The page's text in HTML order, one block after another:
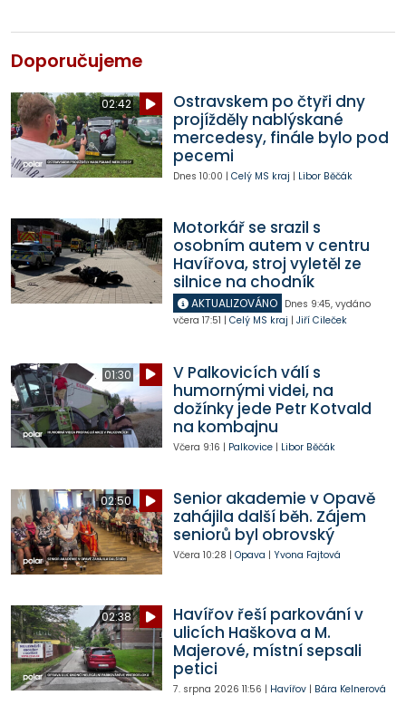
Doporučujeme
02:42
Ostravskem po čtyři dny
projížděly nablýskané
mercedesy, finále bylo pod
pecemi
Dnes 10:00 | Celý MS kraj | Libor Běčák
Motorkář se srazil s
osobním autem v centru
Havířova, stroj vyletěl ze
silnice na chodník
AKTUALIZOVÁNO Dnes 9:45, vydáno
včera 17:51 | Celý MS kraj | Jiří Cileček
01:30
V Palkovicích válí s
humornými videi, na
dožínky jede Petr Kotvald
na kombajnu
Včera 9:16 | Palkovice| Libor Běčák
02:50
Senior akademie v Opavě
zahájila další běh. Zájem
seniorů byl obrovský
Včera 10:28 | Opava | Yvona Fajtová
02:38
Havířov řeší parkování v
ulicích Haškova a M.
Majerové, místní sepsali
petici
7. srpna 2026 11:56 | Havířov| Bára Kelnerová